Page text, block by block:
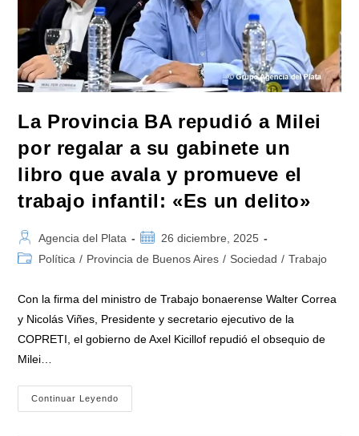
La
Justicia?»
La Provincia BA repudió a Milei
por regalar a su gabinete un
libro que avala y promueve el
trabajo infantil: «Es un delito»
Autor
de
Agencia del Plata
Publicación
de
26 diciembre, 2025
Categoría
Política / Provincia de Buenos Aires / Sociedad / Trabajo
Con la firma del ministro de Trabajo bonaerense Walter Correa
y Nicolás Viñes, Presidente y secretario ejecutivo de la
COPRETI, el gobierno de Axel Kicillof repudió el obsequio de
Milei…
Continuar Leyendo
Provincia